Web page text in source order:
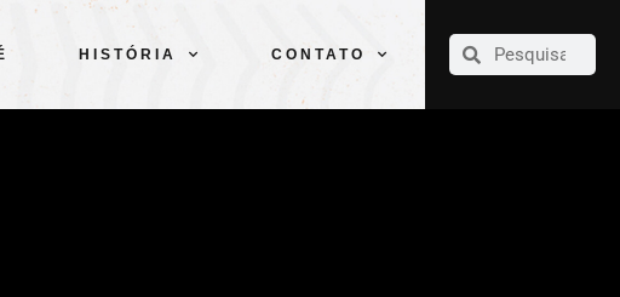
HISTÓRIA CONTATO
CLUBE